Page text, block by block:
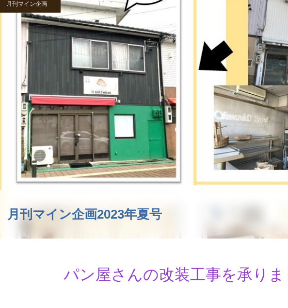
月刊マイン企画
月刊マイン企画2023年夏号
パン屋さんの改装工事を承りま